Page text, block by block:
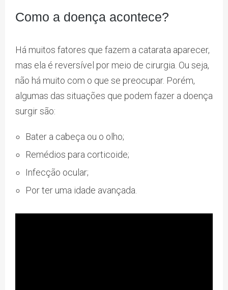
Como a doença acontece?
Há muitos fatores que fazem a catarata aparecer,
mas ela é reversível por meio de cirurgia. Ou seja,
não há muito com o que se preocupar. Porém,
algumas das situações que podem fazer a doença
surgir são:
Bater a cabeça ou o olho;
Remédios para corticoide;
Infecção ocular;
Por ter uma idade avançada.